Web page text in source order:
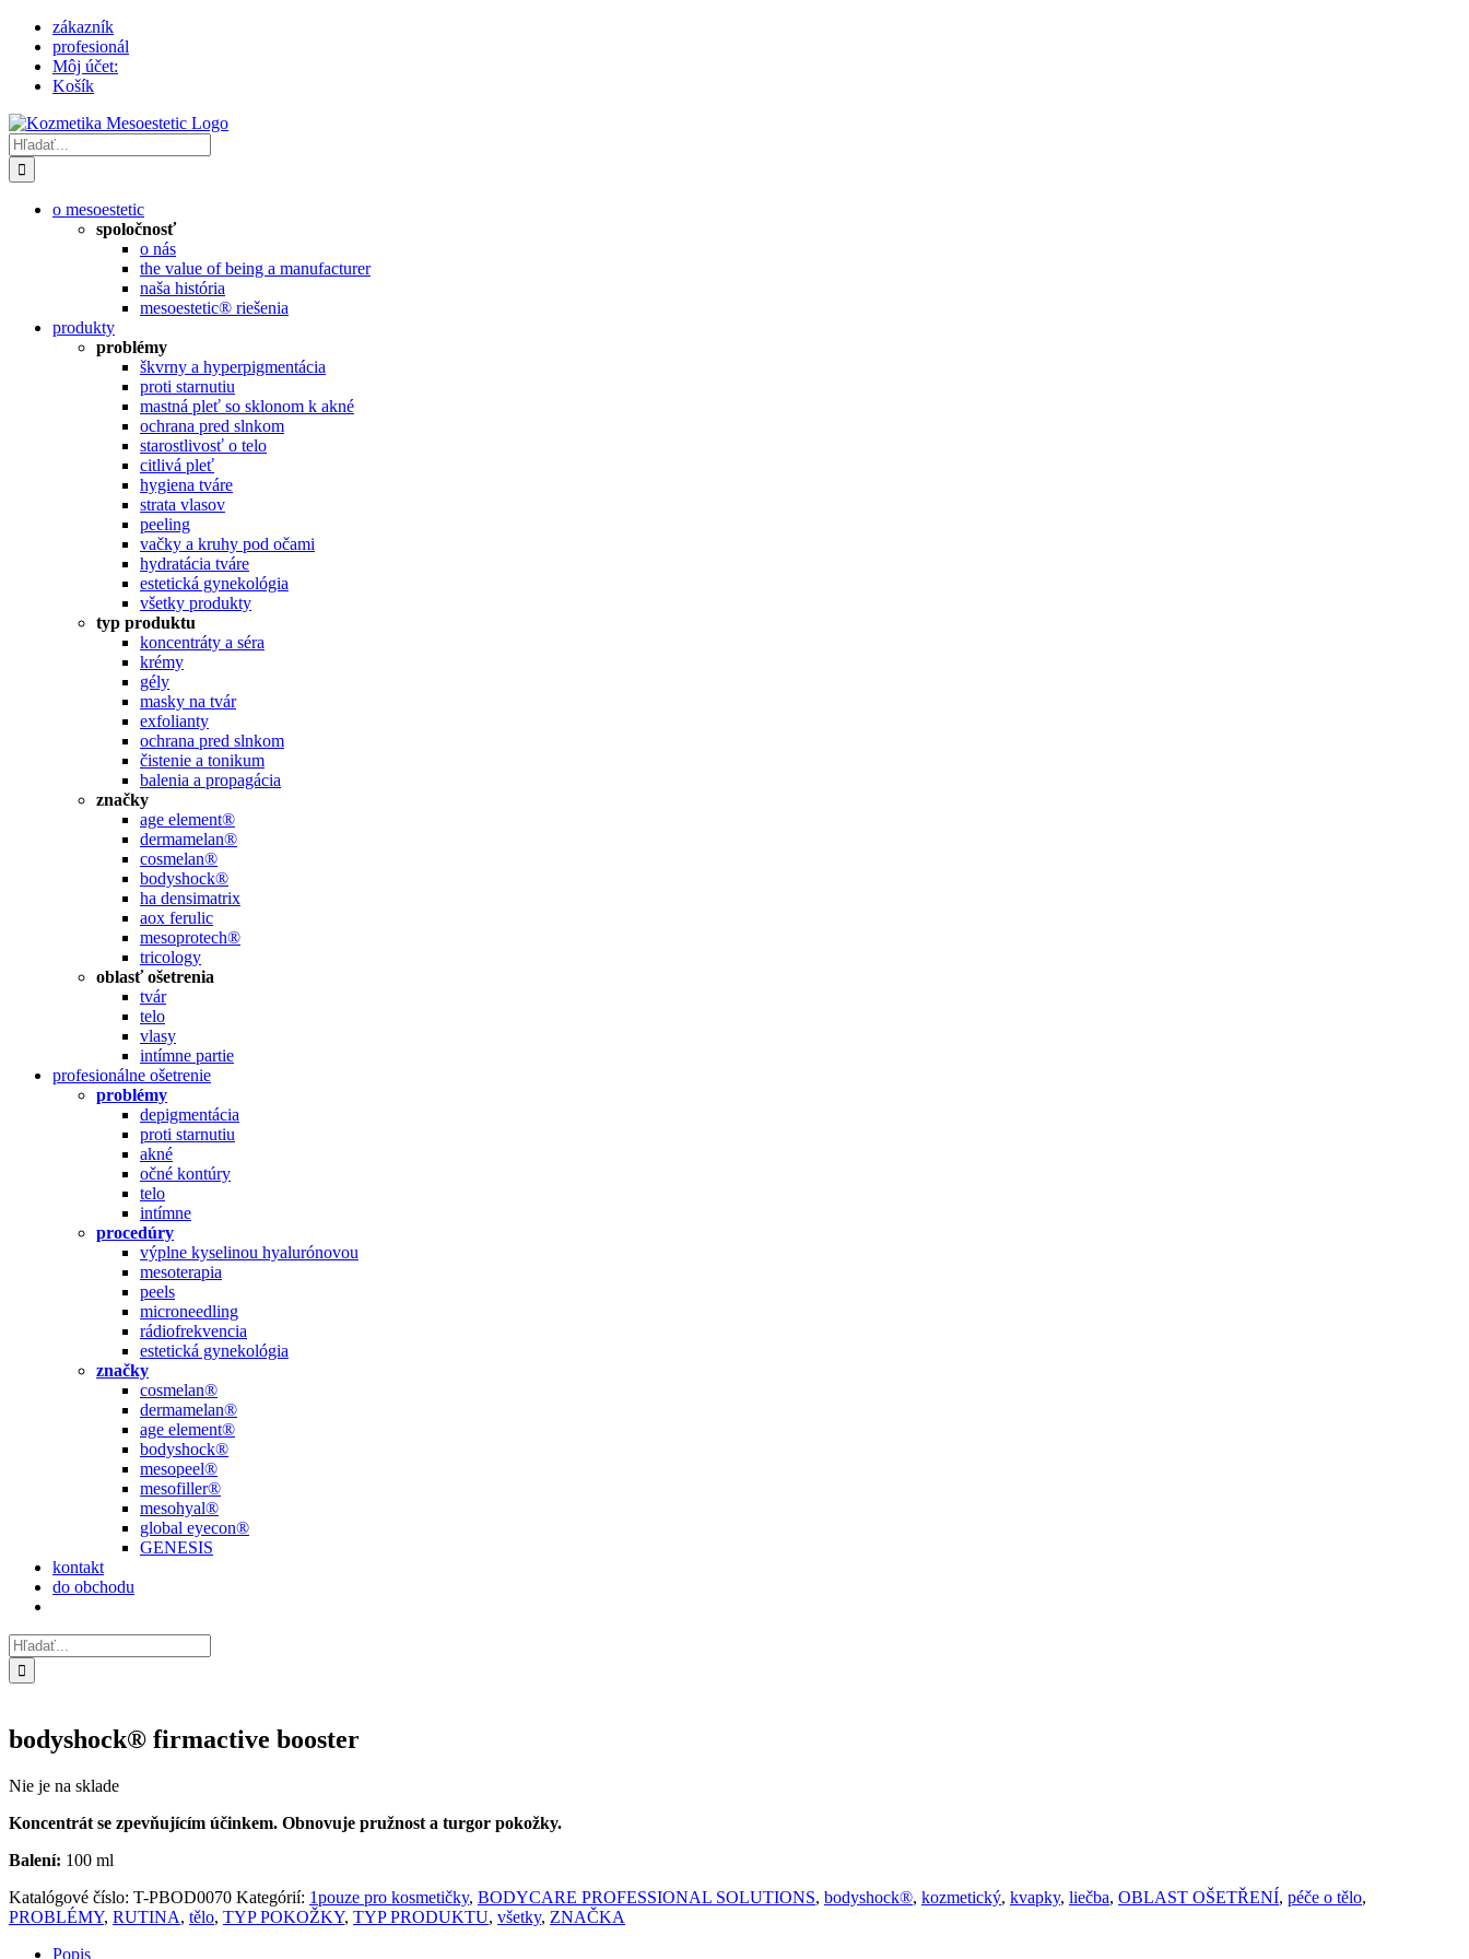
Skip
content
zákazník
profesionál
Môj účet:
Košík
Hľadať:
o mesoestetic
spoločnosť
o nás
the value of being a manufacturer
naša história
mesoestetic® riešenia
produkty
problémy
škvrny a hyperpigmentácia
proti starnutiu
mastná pleť so sklonom k ​​akné
ochrana pred slnkom
starostlivosť o telo
citlivá pleť
hygiena tváre
strata vlasov
peeling
vačky a kruhy pod očami
hydratácia tváre
estetická gynekológia
všetky produkty
typ produktu
koncentráty a séra
krémy
gély
masky na tvár
exfolianty
ochrana pred slnkom
čistenie a tonikum
balenia a propagácia
značky
age element®
dermamelan®
cosmelan®
bodyshock®
ha densimatrix
aox ferulic
mesoprotech®
tricology
oblasť ošetrenia
tvár
telo
vlasy
intímne partie
profesionálne ošetrenie
problémy
depigmentácia
proti starnutiu
akné
očné kontúry
telo
intímne
procedúry
výplne kyselinou hyalurónovou
mesoterapia
peels
microneedling
rádiofrekvencia
estetická gynekológia
značky
cosmelan®
dermamelan®
age element®
bodyshock®
mesopeel®
mesofiller®
mesohyal®
global eyecon®
GENESIS
kontakt
do obchodu
Hľadať:
bodyshock® firmactive booster
Nie je na sklade
Koncentrát se zpevňujícím účinkem. Obnovuje pružnost a turgor pokožky.
Balení: 100 ml
Katalógové číslo: T-PBOD0070 Kategórií: 1pouze pro kosmetičky, BODYCARE PROFESSIONAL SOLUTIONS, bodyshock®, kozmetický, kvapky, liečba, OBLAST OŠETŘENÍ, péče o tělo,
PROBLÉMY, RUTINA, tělo, TYP POKOŽKY, TYP PRODUKTU, všetky, ZNAČKA
Popis